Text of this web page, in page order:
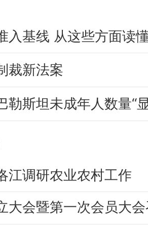
入基线 从这些方面读
裁新法案
勒斯坦未成年人数量“
江调研农业农村工作
大会暨第一次会员大